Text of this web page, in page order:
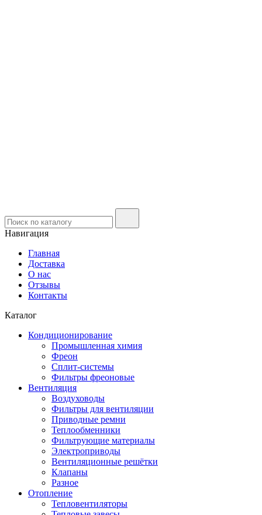
Навигация
Главная
Доставка
О нас
Отзывы
Контакты
Каталог
Кондиционирование
Промышленная химия
Фреон
Сплит-системы
Фильтры фреоновые
Вентиляция
Воздуховоды
Фильтры для вентиляции
Приводные ремни
Теплообменники
Фильтрующие материалы
Электроприводы
Вентиляционные решётки
Клапаны
Разное
Отопление
Тепловентиляторы